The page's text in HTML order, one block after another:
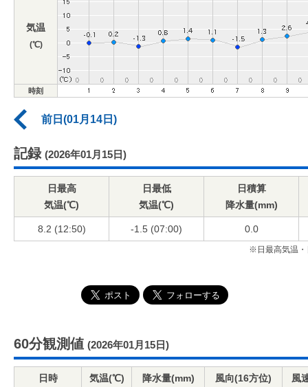
気温
(℃)
時刻
前日(01月14日)
記録 (2026年01月15日)
日最高
気温(℃)
日最低
気温(℃)
日積算
降水量(mm)
8.2 (12:50) -1.5 (07:00) 0.0
※日最高気温・
60分観測値 (2026年01月15日)
日時 気温(℃) 降水量(mm) 風向(16方位) 風